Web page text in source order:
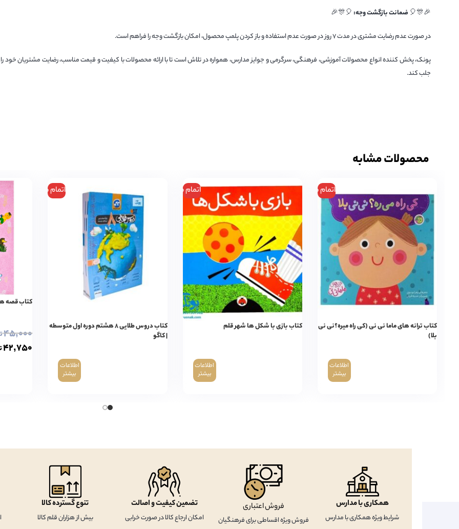
🎉🎊🎈ضمانت بازگشت وجه:🎈🎊🎉
در صورت عدم رضایت مشتری در مدت 7 روز در صورت عدم استفاده و باز کردن پلمپ محصول، امکان بازگشت وجه را فراهم است.
پونک، پخش کننده انواع محصولات آموزشی، فرهنگی، سرگرمی و جوایز مدارس، همواره در تلاش است تا با ارائه محصولات با کیفیت و قیمت مناسب، رضایت مشتریان خود را
جلب کند.
محصولات مشابه
اتمام موجودی
کتاب ترانه های ماما نی نی (کی راه میره؟نی نی
بلا)
اطلاعات
بیشتر
اتمام موجودی
کتاب بازی با شکل ها شهر قلم
اطلاعات
بیشتر
اتمام موجودی
کتاب دروس طلایی ۸ هشتم دوره اول متوسطه
| کاگو
اطلاعات
بیشتر
کتاب قصه های
۴۵,۰۰۰
۴۲,۷۵۰
همکاری با مدارس
شرایط ویژه همکاری با مدارس
فروش اعتباری
فروش ویژه اقساطی برای فرهنگیان
تضمین کیفیت و اصالت
امکان ارجاع کالا در صورت خرابی
تنوع گسترده کالا
بیش از هزاران قلم کالا